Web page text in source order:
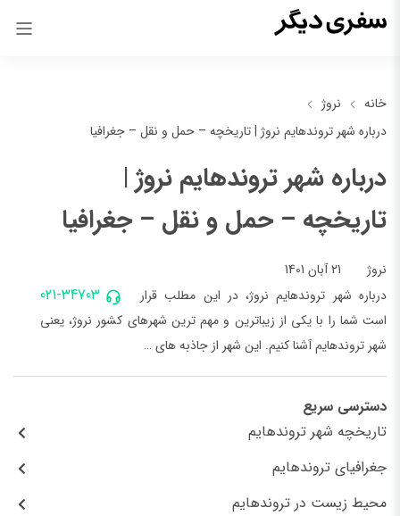
خانه
نروژ
درباره شهر تروندهایم نروژ | تاریخچه – حمل و نقل – جغرافیا
درباره شهر تروندهایم نروژ |
تاریخچه – حمل و نقل – جغرافیا
نروژ 21 آبان 1401
021-34703
درباره شهر تروندهایم نروژ، در این مطلب قرار
است شما را با یکی از زیباترین و مهم ترین شهرهای کشور نروژ، یعنی
شهر تروندهایم آشنا کنیم. این شهر از جاذبه های …
دسترسی سریع
تاریخچه شهر تروندهایم
جغرافیای تروندهایم
محیط زیست در تروندهایم